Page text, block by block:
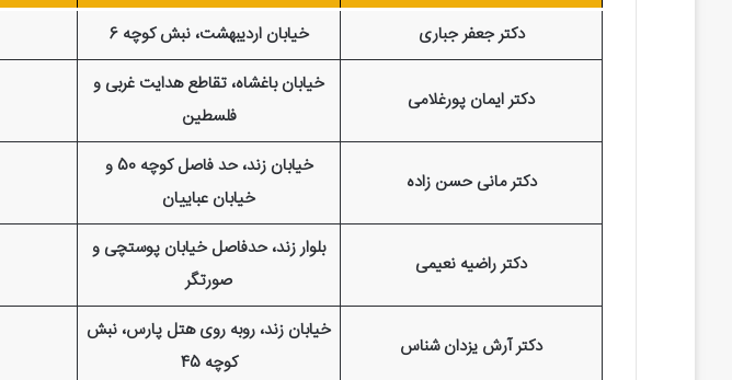
دکتر جعفر جباری خیابان اردیبهشت، نبش کوچه 6
دکتر ایمان پورغلامی
خیابان باغشاه، تقاطع هدایت غربی و
فلسطین
دکتر مانی حسن زاده
خیابان زند، حد فاصل کوچه 50 و
خیابان عباییان
دکتر راضیه نعیمی
بلوار زند، حدفاصل خیابان پوستچی و
صورتگر
دکتر آرش یزدان شناس
خیابان زند، روبه روی هتل پارس، نبش
کوچه 45